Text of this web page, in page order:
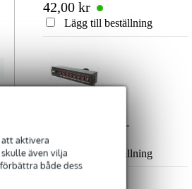
att aktivera
även vilja
både dess
Skicka
blindpanel
42,00 kr
Lägg till beställning
Switch 8 MKII 8-
Way DJ Switch
437,00 kr
Lägg till beställning